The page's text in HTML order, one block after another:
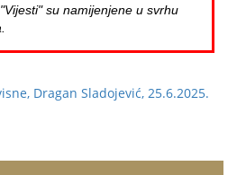
su namijenjene u svrhu
Dragan Sladojević, 25.6.2025.